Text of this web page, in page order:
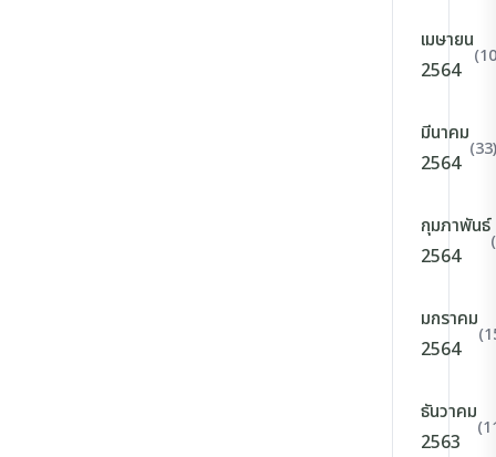
เมษายน
2564
มีนาคม
2564
(33)
กุมภาพันธ์
2564
มกราคม
2564
ธันวาคม
2563